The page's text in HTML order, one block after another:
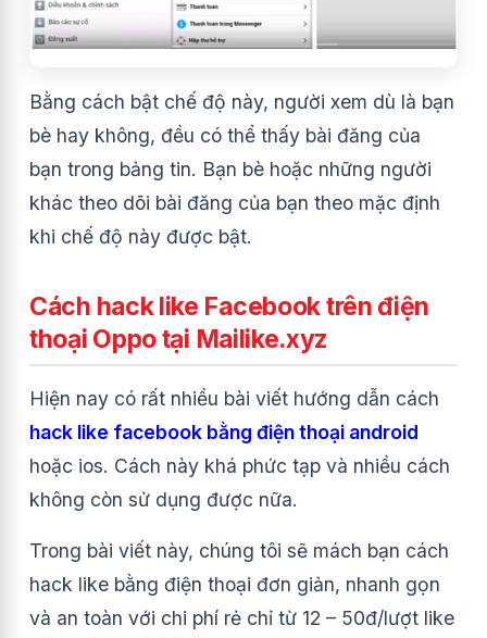
Bằng cách bật chế độ này, người xem dù là bạn
bè hay không, đều có thể thấy bài đăng của
bạn trong bảng tin. Bạn bè hoặc những người
khác theo dõi bài đăng của bạn theo mặc định
khi chế độ này được bật.
Cách hack like Facebook trên điện
thoại Oppo tại Mailike.xyz
Hiện nay có rất nhiều bài viết hướng dẫn cách
hack like facebook bằng điện thoại android
hoặc ios. Cách này khá phức tạp và nhiều cách
không còn sử dụng được nữa.
Trong bài viết này, chúng tôi sẽ mách bạn cách
hack like bằng điện thoại đơn giản, nhanh gọn
và an toàn với chi phí rẻ chỉ từ 12 – 50đ/lượt like